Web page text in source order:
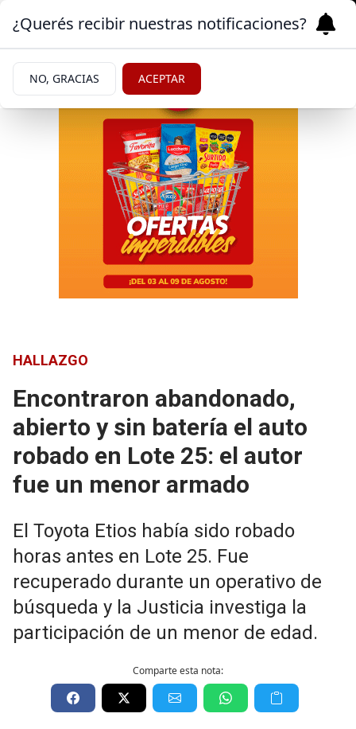
HALLAZGO
Encontraron abandonado,
abierto y sin batería el auto
robado en Lote 25: el autor
fue un menor armado
El Toyota Etios había sido robado
horas antes en Lote 25. Fue
recuperado durante un operativo de
búsqueda y la Justicia investiga la
participación de un menor de edad.
Comparte esta nota:
¿Querés recibir nuestras notificaciones?
NO, GRACIAS ACEPTAR